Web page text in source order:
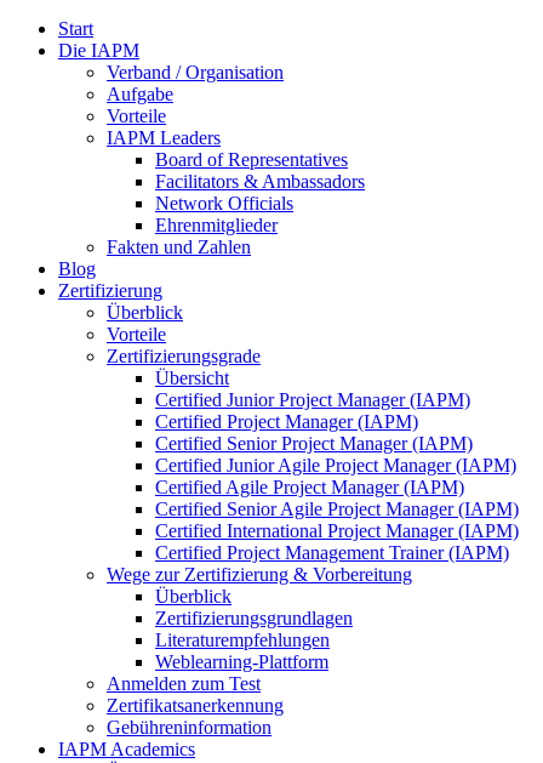
Start
Die IAPM
Verband / Organisation
Aufgabe
Vorteile
IAPM Leaders
Board of Representatives
Facilitators & Ambassadors
Network Officials
Ehrenmitglieder
Fakten und Zahlen
Blog
Zertifizierung
Überblick
Vorteile
Zertifizierungsgrade
Übersicht
Certified Junior Project Manager (IAPM)
Certified Project Manager (IAPM)
Certified Senior Project Manager (IAPM)
Certified Junior Agile Project Manager (IAPM)
Certified Agile Project Manager (IAPM)
Certified Senior Agile Project Manager (IAPM)
Certified International Project Manager (IAPM)
Certified Project Management Trainer (IAPM)
Wege zur Zertifizierung & Vorbereitung
Überblick
Zertifizierungsgrundlagen
Literaturempfehlungen
Weblearning-Plattform
Anmelden zum Test
Zertifikatsanerkennung
Gebühreninformation
IAPM Academics